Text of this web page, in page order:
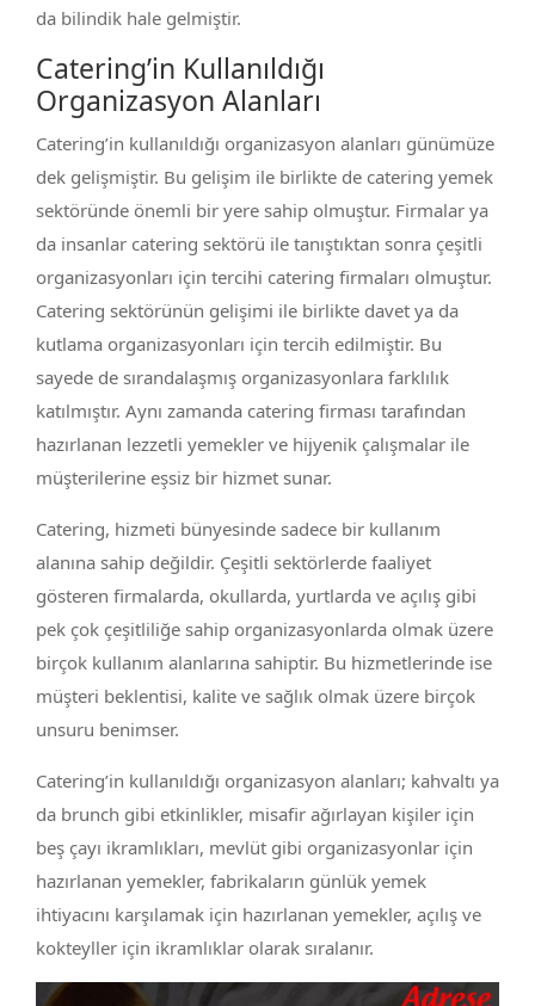
da bilindik hale gelmiştir.
Catering’in Kullanıldığı
Organizasyon Alanları
Catering’in kullanıldığı organizasyon alanları günümüze
dek gelişmiştir. Bu gelişim ile birlikte de catering yemek
sektöründe önemli bir yere sahip olmuştur. Firmalar ya
da insanlar catering sektörü ile tanıştıktan sonra çeşitli
organizasyonları için tercihi catering firmaları olmuştur.
Catering sektörünün gelişimi ile birlikte davet ya da
kutlama organizasyonları için tercih edilmiştir. Bu
sayede de sırandalaşmış organizasyonlara farklılık
katılmıştır. Aynı zamanda catering firması tarafından
hazırlanan lezzetli yemekler ve hijyenik çalışmalar ile
müşterilerine eşsiz bir hizmet sunar.
Catering, hizmeti bünyesinde sadece bir kullanım
alanına sahip değildir. Çeşitli sektörlerde faaliyet
gösteren firmalarda, okullarda, yurtlarda ve açılış gibi
pek çok çeşitliliğe sahip organizasyonlarda olmak üzere
birçok kullanım alanlarına sahiptir. Bu hizmetlerinde ise
müşteri beklentisi, kalite ve sağlık olmak üzere birçok
unsuru benimser.
Catering’in kullanıldığı organizasyon alanları; kahvaltı ya
da brunch gibi etkinlikler, misafir ağırlayan kişiler için
beş çayı ikramlıkları, mevlüt gibi organizasyonlar için
hazırlanan yemekler, fabrikaların günlük yemek
ihtiyacını karşılamak için hazırlanan yemekler, açılış ve
kokteyller için ikramlıklar olarak sıralanır.